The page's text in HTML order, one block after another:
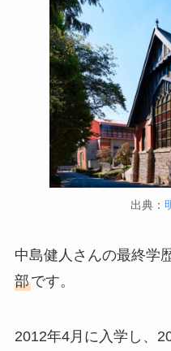
出典：
中島健人さんの最終学
部です。
2012年4月に入学し、